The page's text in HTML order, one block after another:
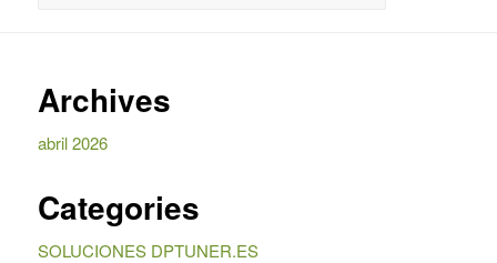
Archives
abril 2026
Categories
SOLUCIONES DPTUNER.ES